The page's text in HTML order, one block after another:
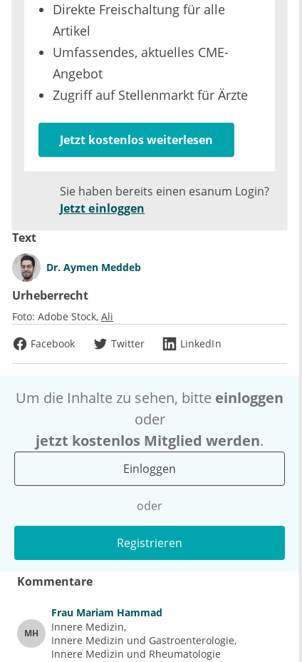
Direkte Freischaltung für alle
Artikel
Umfassendes, aktuelles CME-
Angebot
Zugriff auf Stellenmarkt für Ärzte
Jetzt kostenlos weiterlesen
Sie haben bereits einen esanum Login?
Jetzt einloggen
Text
Dr. Aymen Meddeb
Urheberrecht
Foto: Adobe Stock Ali
Facebook
Twitter LinkedIn
Um die Inhalte zu sehen, bitte einloggen
oder
jetzt kostenlos Mitglied werden.
Einloggen
oder
Registrieren
Kommentare
MH
Frau Mariam Hammad
Innere Medizin
Innere Medizin und Gastroenterologie
Innere Medizin und Rheumatologie